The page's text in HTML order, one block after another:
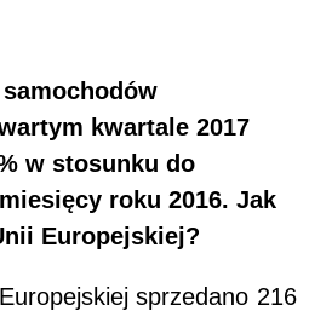
kwartale 2017
w stosunku do
roku 2016. Jak
Europejskiej?
sprzedano 216